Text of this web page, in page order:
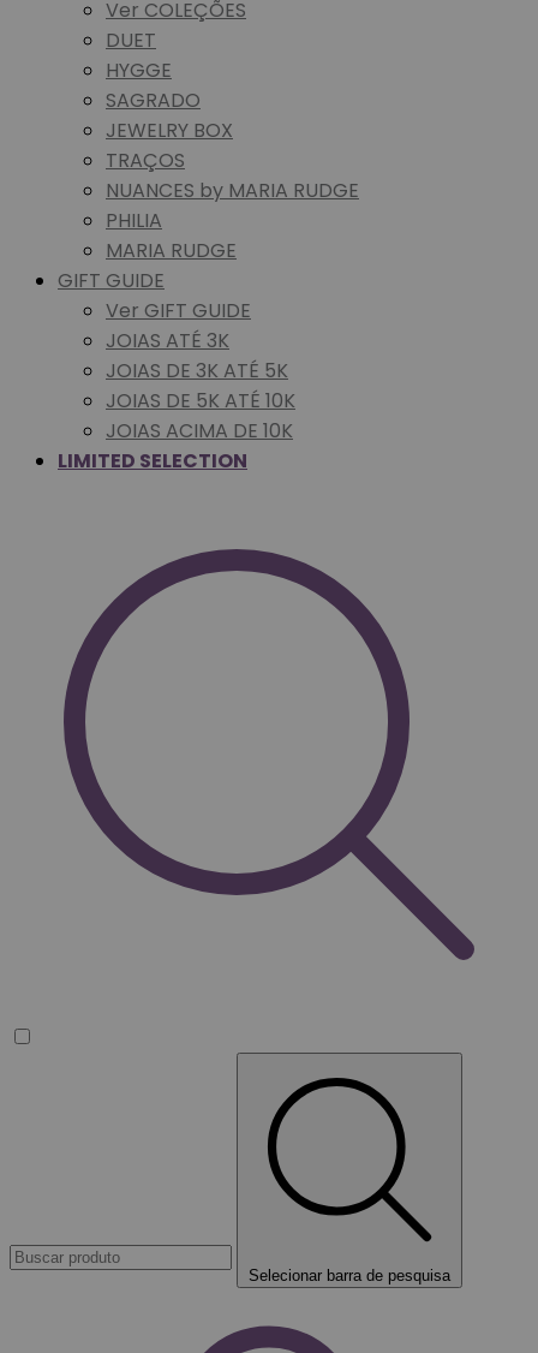
Ver COLEÇÕES
DUET
HYGGE
SAGRADO
JEWELRY BOX
TRAÇOS
NUANCES by MARIA RUDGE
PHILIA
MARIA RUDGE
GIFT GUIDE
Ver GIFT GUIDE
JOIAS ATÉ 3K
JOIAS DE 3K ATÉ 5K
JOIAS DE 5K ATÉ 10K
JOIAS ACIMA DE 10K
LIMITED SELECTION
Selecionar barra de pesquisa